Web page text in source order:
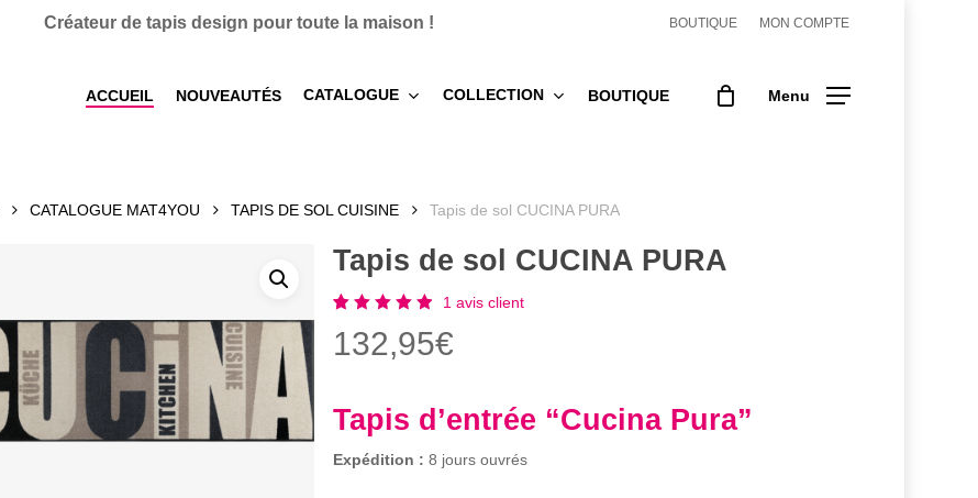
Créateur de tapis design pour toute la maison ! BOUTIQUE MON COMPTE
ACCUEIL NOUVEAUTÉS CATALOGUE COLLECTION BOUTIQUE Menu
CATALOGUE MAT4YOU TAPIS DE SOL CUISINE Tapis de sol CUCINA PURA
Tapis de sol CUCINA PURA
5.00
sur 5
client
1 avis client
132,95€
Tapis d’entrée “Cucina Pura”
Expédition : 8 jours ouvrés